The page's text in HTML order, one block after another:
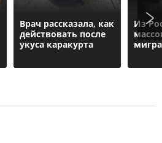
Врач рассказала, как
действовать после
укуса каракурта
Из